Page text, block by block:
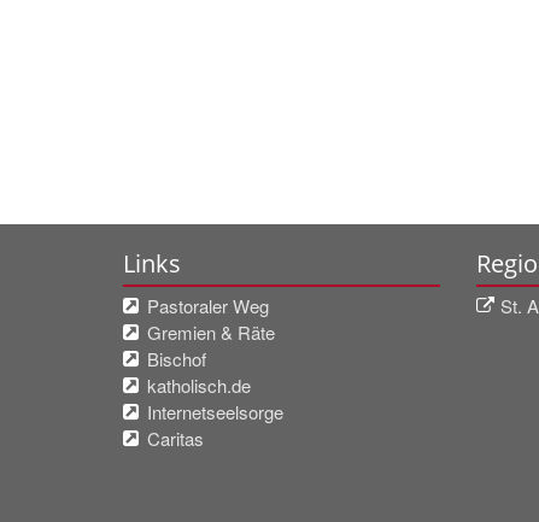
Links
Pastoraler Weg
Gremien & Räte
Bischof
katholisch.de
Internetseelsorge
Caritas
St.